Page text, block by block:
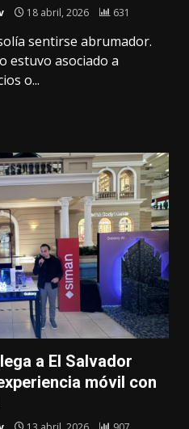
18 abril, 2026 631
sentirse abrumador.
estuvo asociado a
o...
a El Salvador
móvil con